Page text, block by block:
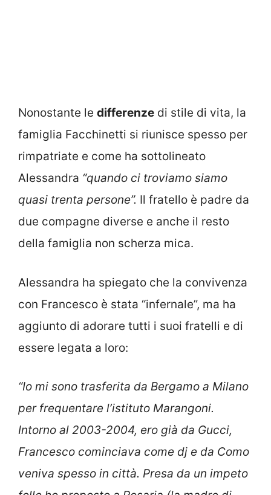
Nonostante le differenze di stile di vita, la
famiglia Facchinetti si riunisce spesso per
rimpatriate e come ha sottolineato
Alessandra “quando ci troviamo siamo
quasi trenta persone”. Il fratello è padre da
due compagne diverse e anche il resto
della famiglia non scherza mica.
Alessandra ha spiegato che la convivenza
con Francesco è stata “infernale”, ma ha
aggiunto di adorare tutti i suoi fratelli e di
essere legata a loro:
“Io mi sono trasferita da Bergamo a Milano
per frequentare l’istituto Marangoni.
Intorno al 2003-2004, ero già da Gucci,
Francesco cominciava come dj e da Como
veniva spesso in città. Presa da un impeto